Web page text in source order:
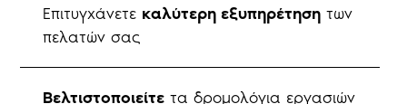
Επιτυγχάνετε καλύτερη εξυπηρέτηση των
πελατών σας
Βελτιστοποιείτε τα δρομολόγια εργασιών